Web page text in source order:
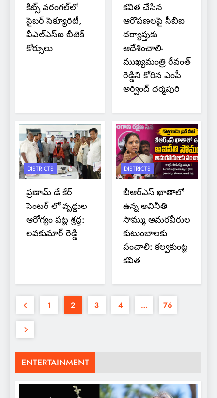
ENTERTAINMENT
కిట్స్ వరంగల్‌లో
సైబర్ సెక్యూరిటీ,
వీఎల్‌ఎస్‌ఐ బీటెక్
కోర్సులు
కవిత చేసిన
ఆరోపణలపై సీబీఐ
దర్యాప్తుకు
ఆదేశించాలి-
ముఖ్యమంత్రి రేవంత్
రెడ్డిని కోరిన ఎంపీ
అర్వింద్ ధర్మపురి
DISTRICTS
ప్రణామ్ డే కేర్
సెంటర్ లో వృద్ధుల
ఆరోగ్యం పట్ల శ్రద్ధ:
లవకుమార్ రెడ్డి
DISTRICTS
బీఆర్ఎస్ ఖాతాలో
ఉన్న అవినీతి
సొమ్ము అమరవీరుల
కుటుంబాలకు
పంచాలి: కల్వకుంట్ల
కవిత
1 2 3 4 … 76